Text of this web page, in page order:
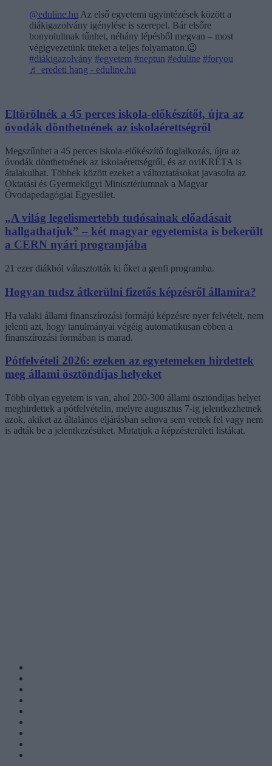
@eduline.hu Az első egyetemi ügyintézések között a
diákigazolvány igénylése is szerepel. Bár elsőre
bonyolultnak tűnhet, néhány lépésből megvan – most
végigvezetünk titeket a teljes folyamaton.😉
#diákigazolvány #egyetem #neptun #eduline #foryou
♬ eredeti hang - eduline.hu
Eltörölnék a 45 perces iskola-előkészítőt, újra az
óvodák dönthetnének az iskolaérettségről
Megszűnhet a 45 perces iskola-előkészítő foglalkozás, újra az
óvodák dönthetnének az iskolaérettségről, és az oviKRÉTA is
átalakulhat. Többek között ezeket a változtatásokat javasolta az
Oktatási és Gyermekügyi Minisztériumnak a Magyar
Óvodapedagógiai Egyesület.
„A világ legelismertebb tudósainak előadásait
hallgathatjuk” – két magyar egyetemista is bekerült
a CERN nyári programjába
21 ezer diákból választották ki őket a genfi programba.
Hogyan tudsz átkerülni fizetős képzésről államira?
Ha valaki állami finanszírozási formájú képzésre nyer felvételt, nem
jelenti azt, hogy tanulmányai végéig automatikusan ebben a
finanszírozási formában is marad.
Pótfelvételi 2026: ezeken az egyetemeken hirdettek
meg állami ösztöndíjas helyeket
Több olyan egyetem is van, ahol 200-300 állami ösztöndíjas helyet
meghirdettek a pótfelvételin, melyre augusztus 7-ig jelentkezhetnek
azok, akiket az általános eljárásban sehova sem vettek fel vagy nem
is adták be a jelentkezésüket. Mutatjuk a képzésterületi listákat.